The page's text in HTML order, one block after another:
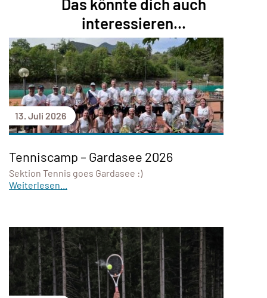
interessieren...
13. Juli 2026
Tenniscamp – Gardasee 2026
Sektion Tennis goes Gardasee :)
Weiterlesen...